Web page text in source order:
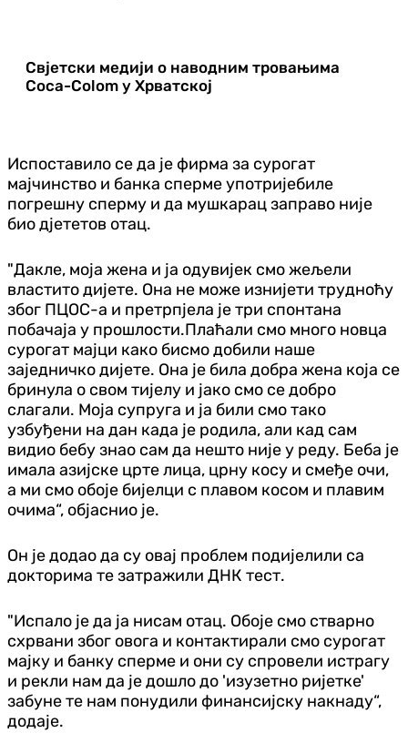
Свјетски медији о наводним тровањима
Coca-Colom у Хрватској
Испоставило се да је фирма за сурогат
мајчинство и банка сперме употријебиле
погрешну сперму и да мушкарац заправо није
био дјететов отац.
"Дакле, моја жена и ја одувијек смо жељели
властито дијете. Она не може изнијети трудноћу
због ПЦОС-а и претрпјела је три спонтана
побачаја у прошлости.Плаћали смо много новца
сурогат мајци како бисмо добили наше
заједничко дијете. Она је била добра жена која се
бринула о свом тијелу и јако смо се добро
слагали. Моја супруга и ја били смо тако
узбуђени на дан када је родила, али кад сам
видио бебу знао сам да нешто није у реду. Беба је
имала азијске црте лица, црну косу и смеђе очи,
а ми смо обоје бијелци с плавом косом и плавим
очима“, објаснио је.
Он је додао да су овај проблем подијелили са
докторима те затражили ДНК тест.
"Испало је да ја нисам отац. Обоје смо стварно
схрвани због овога и контактирали смо сурогат
мајку и банку сперме и они су спровели истрагу
и рекли нам да је дошло до 'изузетно ријетке'
забуне те нам понудили финансијску накнаду“,
додаје.